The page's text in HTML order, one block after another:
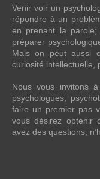
Venir voir un
répondre à un
en prenant la parole;
préparer
Mais on peut aussi
curiosité intellectuelle,
Nous vous invitons
psychologues,
faire un premier pas
vous désirez obtenir
avez des questions,